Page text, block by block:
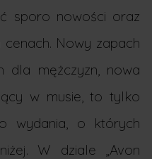
sporo nowości oraz
Nowy zapach
dla mężczyzn, nowa
w musie, to tylko
wydania, o których
W dziale „Avon